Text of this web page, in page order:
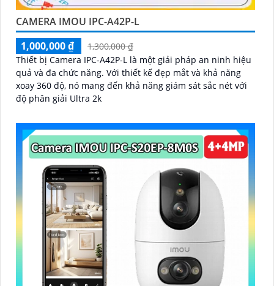
CAMERA IMOU IPC-A42P-L
1,000,000 ₫
1,300,000 ₫
Thiết bị Camera IPC-A42P-L là một giải pháp an ninh hiệu
quả và đa chức năng. Với thiết kế đẹp mắt và khả năng
xoay 360 độ, nó mang đến khả năng giám sát sắc nét với
độ phân giải Ultra 2k